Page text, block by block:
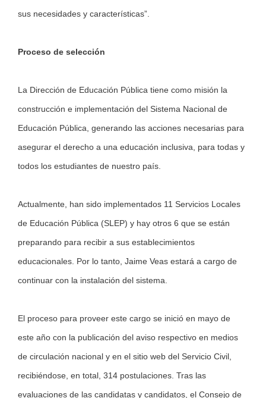
sus necesidades y características”.
Proceso de selección
La Dirección de Educación Pública tiene como misión la
construcción e implementación del Sistema Nacional de
Educación Pública, generando las acciones necesarias para
asegurar el derecho a una educación inclusiva, para todas y
todos los estudiantes de nuestro país.
Actualmente, han sido implementados 11 Servicios Locales
de Educación Pública (SLEP) y hay otros 6 que se están
preparando para recibir a sus establecimientos
educacionales. Por lo tanto, Jaime Veas estará a cargo de
continuar con la instalación del sistema.
El proceso para proveer este cargo se inició en mayo de
este año con la publicación del aviso respectivo en medios
de circulación nacional y en el sitio web del Servicio Civil,
recibiéndose, en total, 314 postulaciones. Tras las
evaluaciones de las candidatas y candidatos, el Consejo de